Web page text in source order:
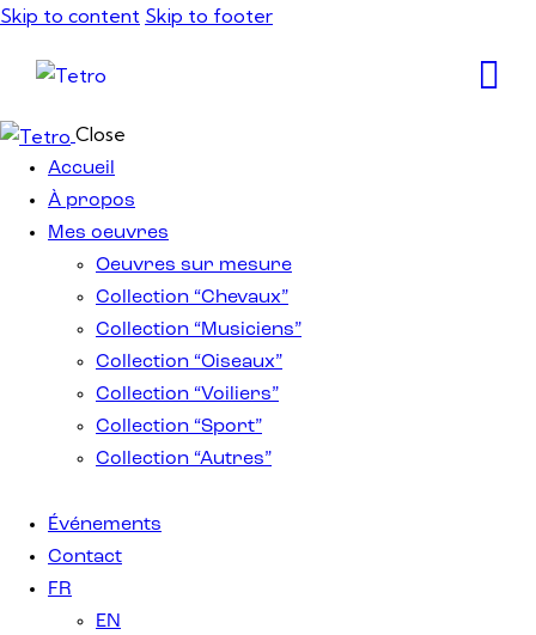
Skip to content Skip to footer
Close
Accueil
À propos
Mes oeuvres
Oeuvres sur mesure
Collection “Chevaux”
Collection “Musiciens”
Collection “Oiseaux”
Collection “Voiliers”
Collection “Sport”
Collection “Autres”
Événements
Contact
FR
EN